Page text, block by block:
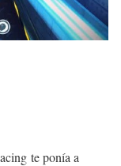
te ponía a